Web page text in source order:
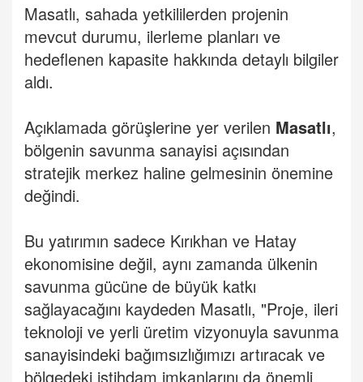
Masatlı, sahada yetkililerden projenin
mevcut durumu, ilerleme planları ve
hedeflenen kapasite hakkında detaylı bilgiler
aldı.
Açıklamada görüşlerine yer verilen Masatlı,
bölgenin savunma sanayisi açısından
stratejik merkez haline gelmesinin önemine
değindi.
Bu yatırımın sadece Kırıkhan ve Hatay
ekonomisine değil, aynı zamanda ülkenin
savunma gücüne de büyük katkı
sağlayacağını kaydeden Masatlı, "Proje, ileri
teknoloji ve yerli üretim vizyonuyla savunma
sanayisindeki bağımsızlığımızı artıracak ve
bölgedeki istihdam imkanlarını da önemli